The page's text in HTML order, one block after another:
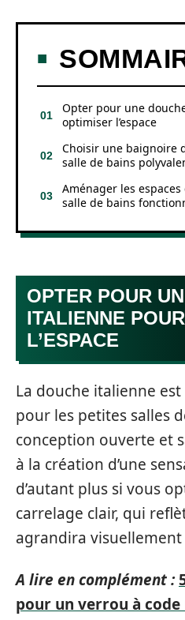
Opter pour une
optimiser l’espace
Choisir une baignoire
salle de bains
Aménager les
salle de bains
OPTER POUR
ITALIENNE
L’ESPACE
La douche italienne
pour les petites salles
conception ouverte et
à la création d’une
d’autant plus si vous
carrelage clair, qui
agrandira visuellement
A lire en complément :
pour un verrou à